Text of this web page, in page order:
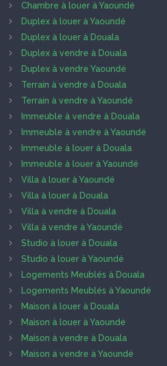
Chambre à louer à Yaoundé
Duplex à louer à Yaoundé
Duplex à louer à Douala
Duplex à vendre à Douala
Duplex à vendre Yaoundé
Terrain à vendre à Douala
Terrain à vendre à Yaoundé
Immeuble à vendre à Douala
Immeuble à vendre à Yaoundé
Immeuble à louer à Douala
Immeuble à louer à Yaoundé
Villa à louer à Yaoundé
Villa à louer à Douala
Villa à vendre à Douala
Villa à vendre à Yaoundé
Studio à louer à Douala
Studio à louer à Yaoundé
Logements Meublés à Douala
Logements Meublés à Yaoundé
Maison à louer à Douala
Maison à louer à Yaoundé
Maison à vendre à Douala
Maison à vendre à Yaoundé